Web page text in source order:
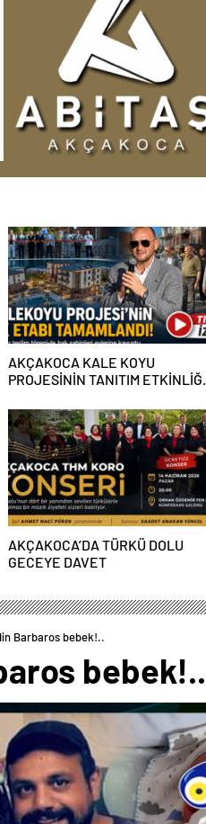
AKÇAKOCA KALE KOYU
PROJESİNİN TANITIM ETKİNLİĞİ
AKÇAKOCA’DA TÜRKÜ DOLU
GECEYE DAVET
Barbaros bebek!..
bebek!..